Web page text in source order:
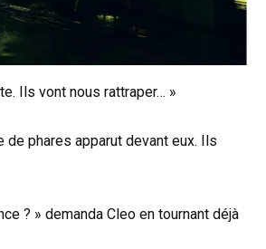
Ils vont nous rattraper… »
de phares apparut devant eux. Ils
? » demanda Cleo en tournant déjà